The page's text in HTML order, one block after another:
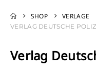
SHOP VERLAGE
VERLAG DEUTSCHE
Verlag